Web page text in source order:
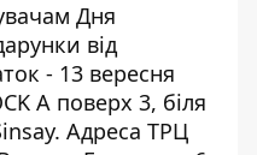
Дня
від
- 13 вересня
A поверх 3, біля
Адреса ТРЦ